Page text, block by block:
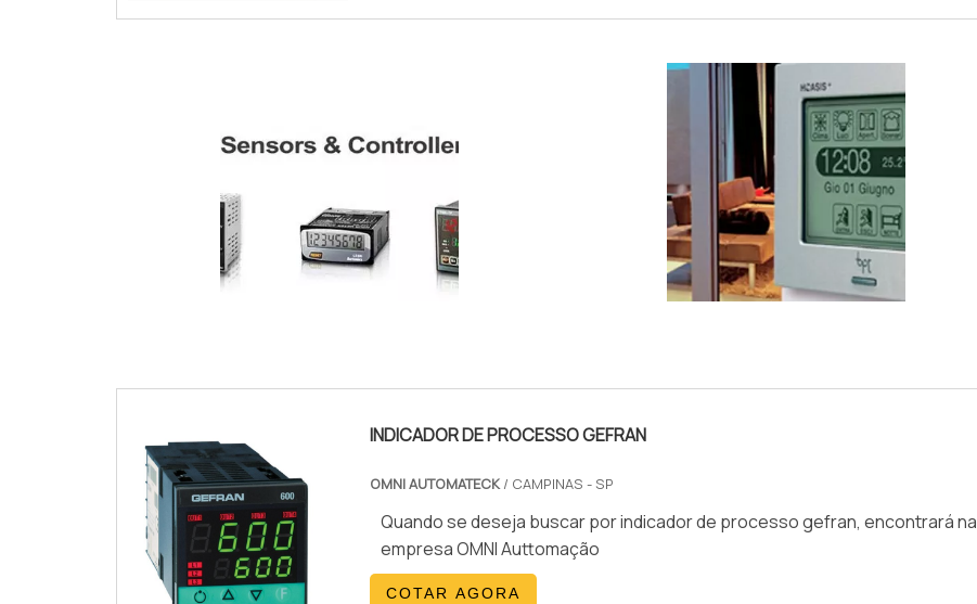
INDICADOR DE PROCESSO GEFRAN
OMNI AUTOMATECK/ CAMPINAS - SP
Quando se deseja buscar por indicador de processo gefran, encontrará na
empresa OMNI Auttomação
COTAR AGORA